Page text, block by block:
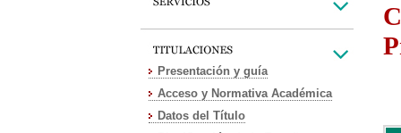
Presentación y guía
Acceso y Normativa Académica
Datos del Título